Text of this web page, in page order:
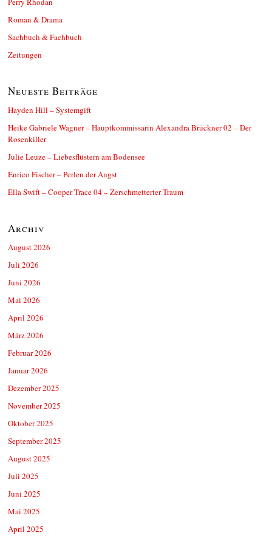
Roman & Drama
Sachbuch & Fachbuch
Zeitungen
Neueste Beiträge
Hayden Hill – Systemgift
Heike Gabriele Wagner – Hauptkommissarin Alexandra Brückner 02 – Der
Rosenkiller
Julie Leuze – Liebesflüstern am Bodensee
Enrico Fischer – Perlen der Angst
Ella Swift – Cooper Trace 04 – Zerschmetterter Traum
Archiv
August 2026
Juli 2026
Juni 2026
Mai 2026
April 2026
März 2026
Februar 2026
Januar 2026
Dezember 2025
November 2025
Oktober 2025
September 2025
August 2025
Juli 2025
Juni 2025
Mai 2025
April 2025